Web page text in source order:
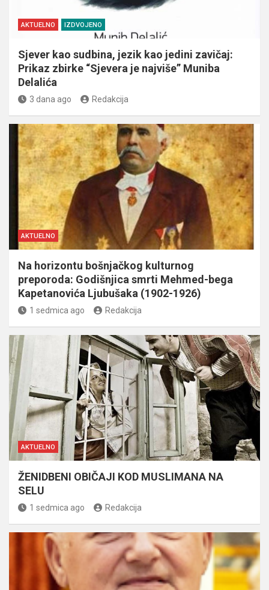
AKTUELNO IZDVOJENO
Sjever kao sudbina, jezik kao jedini zavičaj:
Prikaz zbirke “Sjevera je najviše” Muniba
Delalića
3 dana ago Redakcija
AKTUELNO
Na horizontu bošnjačkog kulturnog
preporoda: Godišnjica smrti Mehmed-bega
Kapetanovića Ljubušaka (1902-1926)
1 sedmica ago Redakcija
AKTUELNO
ŽENIDBENI OBIČAJI KOD MUSLIMANA NA
SELU
1 sedmica ago Redakcija